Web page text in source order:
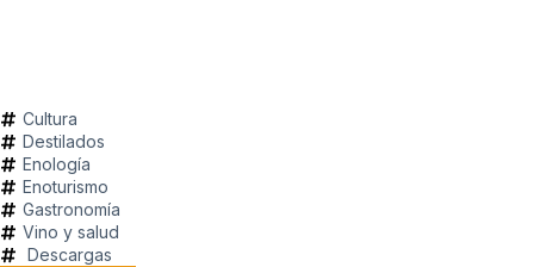
Cultura
Destilados
Enología
Enoturismo
Gastronomía
Vino y salud
Descargas